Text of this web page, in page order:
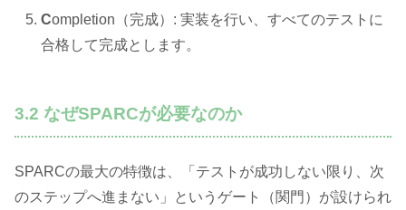
Completion（完成）: 実装を行い、すべてのテストに
合格して完成とします。
3.2 なぜSPARCが必要なのか
SPARCの最大の特徴は、「テストが成功しない限り、次
のステップへ進まない」というゲート（関門）が設けられ